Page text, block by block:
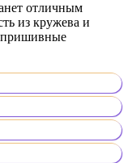
отличным
из кружева и
пришивные